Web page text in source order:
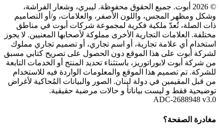
© 2026 أبوت. جميع الحقوق محفوظة. ليبري، وشعار الفراشة،
وشكل ومظهر المجس، واللون الأصفر، والعلامات، و/أو التصاميم
ذات الصلة، تُعدّ ملكية فكرية لمجموعة شركات أبوت في مناطق
مختلفة. العلامات التجارية الأخرى مملوكة لأصحابها المعنيين. لا يجوز
استخدام أي علامة تجارية، أو اسم تجاري، أو تصميم تجاري مملوك
لشركة أبوت على هذا الموقع دون الحصول على تصريح كتابي مسبق
من شركة أبوت لابوراتوريز، باستثناء تحديد المنتج أو الخدمات التابعة
للشركة. تم تصميم هذا الموقع والمعلومات الواردة فيه للاستخدام
من قبل المقيمين في دولة لبنان. الصور والبيانات المُحاكية لأغراض
توضيحية فقط و ليست بياناتأ و حالات مرضية حقيقية.
ADC-2688948 v3.0
مغادرة الصفحة؟